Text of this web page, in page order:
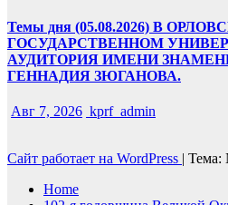
Темы дня (05.08.2026) В
ГОСУДАРСТВЕННОМ
АУДИТОРИЯ ИМЕНИ
ГЕННАДИЯ ЗЮГАНОВА.
Авг 7, 2026 kprf_admin
Сайт работает на WordPress | Тема:
Home